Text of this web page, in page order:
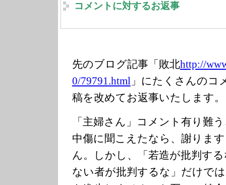
コメントに対するお返事
先のブログ記事「敗北http://
0/79791.html 」にたくさんのコ
稿を改めてお返事いたします。
「主婦さん」コメント有り難
中傷に聞こえたなら、謝りま
ん。しかし、「若造が批判す
ない者が批判するな」だけで